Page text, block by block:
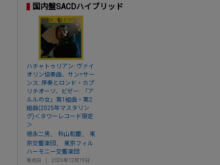
国内盤SACDハイブリッド
ハチャトゥリアン: ヴァイ
オリン協奏曲、サン=サー
ンス: 序奏とロンド・カプ
リチオーソ、ビゼー: 「ア
ルルの女」第1組曲・第2
組曲(2025年マスタリン
グ)＜タワーレコード限定
＞
徳永二男、 秋山和慶、
東
京交響楽団 、
東京フィル
ハーモニー交響楽団
発売日
2025年12月19日